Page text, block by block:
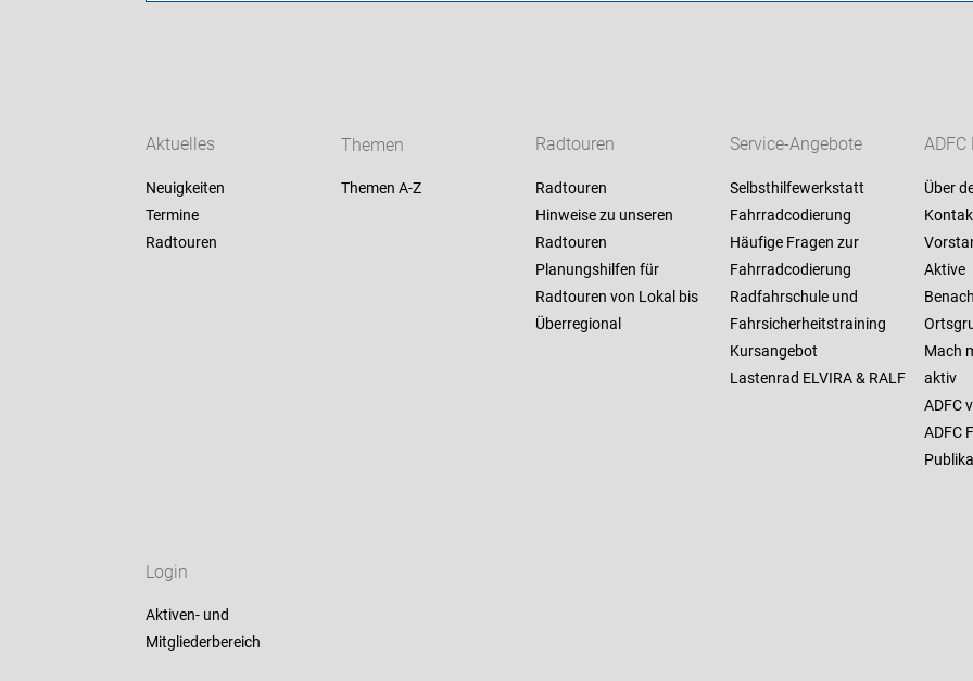
Aktuelles
Neuigkeiten
Termine
Radtouren
Themen
Themen A-Z
Radtouren
Radtouren
Hinweise zu unseren
Radtouren
Planungshilfen für
Radtouren von Lokal bis
Überregional
Service-Angebote
Selbsthilfewerkstatt
Fahrradcodierung
Häufige Fragen zur
Fahrradcodierung
Radfahrschule und
Fahrsicherheitstraining
Kursangebot
Lastenrad ELVIRA & RALF
ADFC
Über
Aktive
Mach
aktiv
ADFC
ADFC
Login
Aktiven- und
Mitgliederbereich